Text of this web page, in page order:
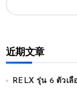
近期文章
RELX รุ่น 6 ตัวเ